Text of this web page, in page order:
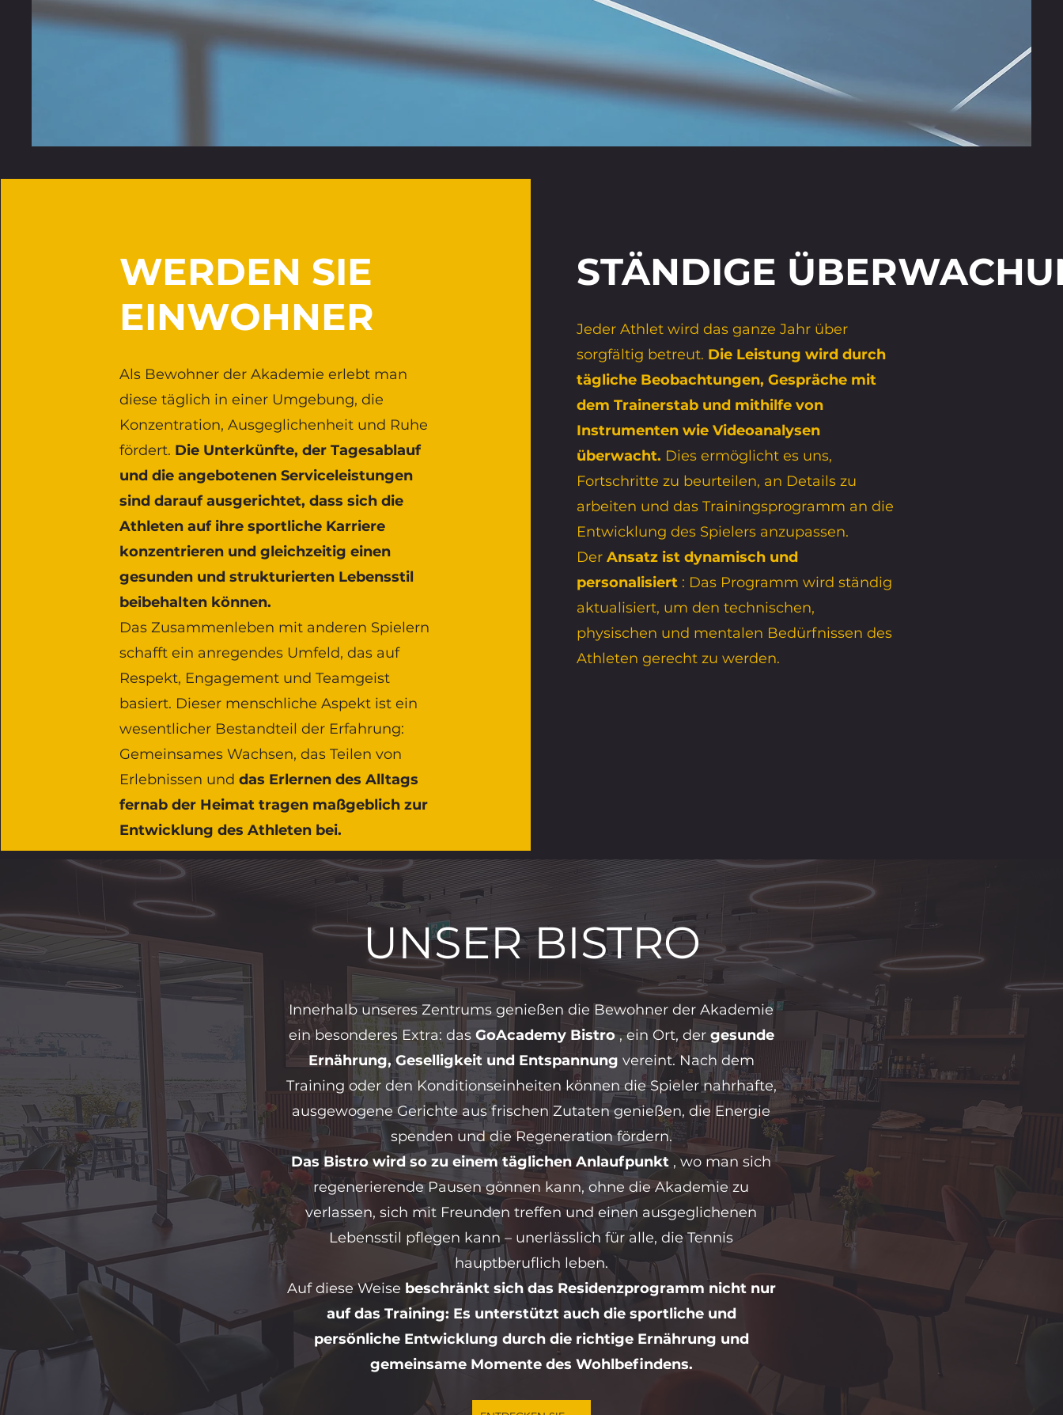
WERDEN SIE
EINWOHNER
Als Bewohner der Akademie erlebt man
diese täglich in einer Umgebung, die
Konzentration, Ausgeglichenheit und Ruhe
fördert. Die Unterkünfte, der Tagesablauf
und die angebotenen Serviceleistungen
sind darauf ausgerichtet, dass sich die
Athleten auf ihre sportliche Karriere
konzentrieren und gleichzeitig einen
gesunden und strukturierten Lebensstil
beibehalten können.
Das Zusammenleben mit anderen Spielern
schafft ein anregendes Umfeld, das auf
Respekt, Engagement und Teamgeist
basiert. Dieser menschliche Aspekt ist ein
wesentlicher Bestandteil der Erfahrung:
Gemeinsames Wachsen, das Teilen von
Erlebnissen unddas Erlernen des Alltags
fernab der Heimat tragen maßgeblich zur
Entwicklung des Athleten bei.
STÄNDIGE
Jeder Athlet wird das ganze Jahr über
sorgfältig betreut. Die Leistung wird durch
tägliche Beobachtungen, Gespräche mit
dem Trainerstab und mithilfe von
Instrumenten wie Videoanalysen
überwacht. Dies ermöglicht es uns,
Fortschritte zu beurteilen, an Details zu
arbeiten und das Trainingsprogramm an die
Entwicklung des Spielers anzupassen.
DerAnsatz ist dynamisch und
personalisiert : Das Programm wird ständig
aktualisiert, um den technischen,
physischen und mentalen Bedürfnissen des
Athleten gerecht zu werden.
UNSER BISTRO
Innerhalb unseres Zentrums genießen die Bewohner der Akademie
ein besonderes Extra: das GoAcademy Bistro, ein Ort, der gesunde
Ernährung, Geselligkeit und Entspannung vereint. Nach dem
Training oder den Konditionseinheiten können die Spieler nahrhafte,
ausgewogene Gerichte aus frischen Zutaten genießen, die Energie
spenden und die Regeneration fördern.
Das Bistro wird so zu einem täglichen Anlaufpunkt , wo man sich
regenerierende Pausen gönnen kann, ohne die Akademie zu
verlassen, sich mit Freunden treffen und einen ausgeglichenen
Lebensstil pflegen kann – unerlässlich für alle, die Tennis
hauptberuflich leben.
Auf diese Weise beschränkt sich das Residenzprogramm nicht nur
auf das Training: Es unterstützt auch die sportliche und
persönliche Entwicklung durch die richtige Ernährung und
gemeinsame Momente des Wohlbefindens.